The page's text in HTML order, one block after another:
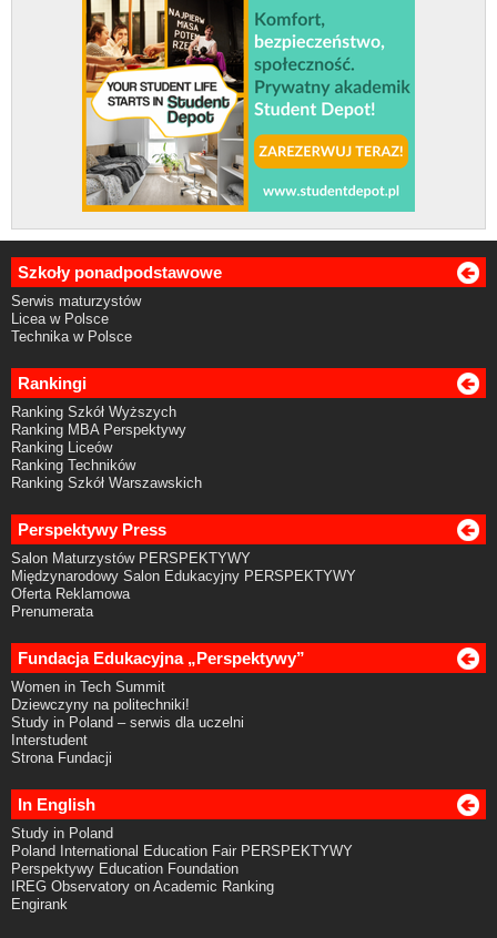
Szkoły ponadpodstawowe
Serwis maturzystów
Licea w Polsce
Technika w Polsce
Rankingi
Ranking Szkół Wyższych
Ranking MBA Perspektywy
Ranking Liceów
Ranking Techników
Ranking Szkół Warszawskich
Perspektywy Press
Salon Maturzystów PERSPEKTYWY
Międzynarodowy Salon Edukacyjny PERSPEKTYWY
Oferta Reklamowa
Prenumerata
Fundacja Edukacyjna „Perspektywy”
Women in Tech Summit
Dziewczyny na politechniki!
Study in Poland – serwis dla uczelni
Interstudent
Strona Fundacji
In English
Study in Poland
Poland International Education Fair PERSPEKTYWY
Perspektywy Education Foundation
IREG Observatory on Academic Ranking
Engirank